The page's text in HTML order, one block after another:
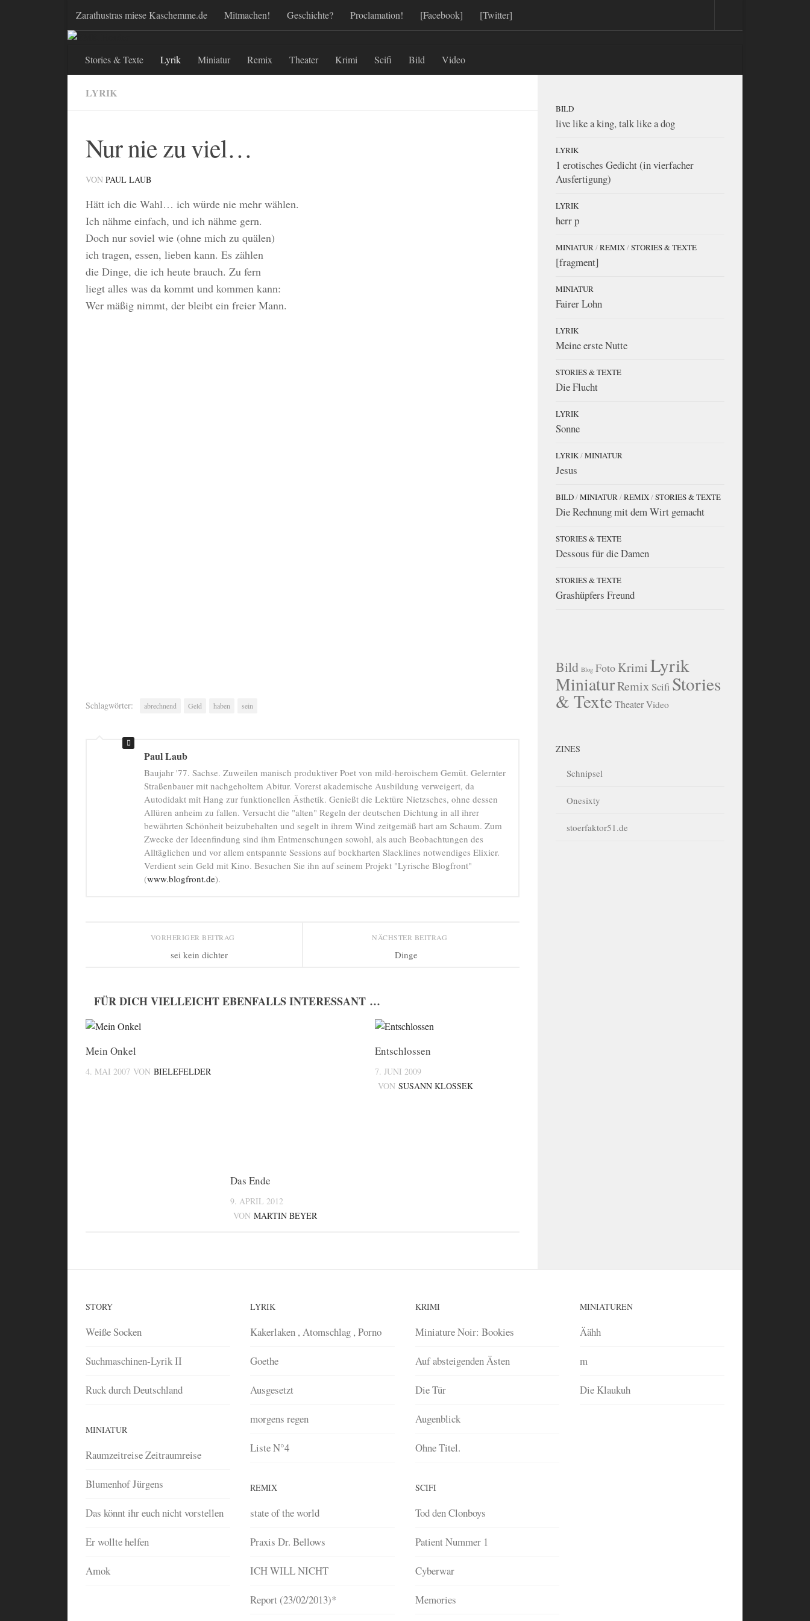
Zum Inhalt springen
Zarathustras miese Kaschemme.de Mitmachen! Geschichte? Proclamation! [Facebook] [Twitter]
Stories & Texte Lyrik Miniatur Remix Theater Krimi Scifi Bild Video
LYRIK
Nur nie zu viel…
VON PAUL LAUB
Hätt ich die Wahl… ich würde nie mehr wählen.
Ich nähme einfach, und ich nähme gern.
Doch nur soviel wie (ohne mich zu quälen)
ich tragen, essen, lieben kann. Es zählen
die Dinge, die ich heute brauch. Zu fern
liegt alles was da kommt und kommen kann:
Wer mäßig nimmt, der bleibt ein freier Mann.
Schlagwörter: abrechnend Geld haben sein
Paul Laub
Baujahr '77. Sachse. Zuweilen manisch produktiver Poet von mild-heroischem Gemüt. Gelernter
Straßenbauer mit nachgeholtem Abitur. Vorerst akademische Ausbildung verweigert, da
Autodidakt mit Hang zur funktionellen Ästhetik. Genießt die Lektüre Nietzsches, ohne dessen
Allüren anheim zu fallen. Versucht die "alten" Regeln der deutschen Dichtung in all ihrer
bewährten Schönheit beizubehalten und segelt in ihrem Wind zeitgemäß hart am Schaum. Zum
Zwecke der Ideenfindung sind ihm Entmenschungen sowohl, als auch Beobachtungen des
Alltäglichen und vor allem entspannte Sessions auf bockharten Slacklines notwendiges Elixier.
Verdient sein Geld mit Kino. Besuchen Sie ihn auf seinem Projekt "Lyrische Blogfront"
(www.blogfront.de).
NÄCHSTER BEITRAG
Dinge
VORHERIGER BEITRAG
sei kein dichter
FÜR DICH VIELLEICHT EBENFALLS INTERESSANT …
Mein Onkel
4. MAI 2007 VON BIELEFELDER
Das Ende
9. APRIL 2012
VON MARTIN BEYER
Entschlossen
7. JUNI 2009
VON SUSANN KLOSSEK
BILD
live like a king, talk like a dog
LYRIK
1 erotisches Gedicht (in vierfacher
Ausfertigung)
LYRIK
herr p
MINIATUR/REMIX/STORIES & TEXTE
[fragment]
MINIATUR
Fairer Lohn
LYRIK
Meine erste Nutte
STORIES & TEXTE
Die Flucht
LYRIK
Sonne
LYRIK/MINIATUR
Jesus
BILD/MINIATUR/REMIX/STORIES & TEXTE
Die Rechnung mit dem Wirt gemacht
STORIES & TEXTE
Dessous für die Damen
STORIES & TEXTE
Grashüpfers Freund
Bild Blog Foto KrimiLyrik
MiniaturRemix Scifi Stories
& TexteTheater Video
ZINES
Schnipsel
Onesixty
stoerfaktor51.de
STORY
Weiße Socken
Suchmaschinen-Lyrik II
Ruck durch Deutschland
MINIATUR
Raumzeitreise Zeitraumreise
Blumenhof Jürgens
Das könnt ihr euch nicht vorstellen
Er wollte helfen
Amok
LYRIK
Kakerlaken , Atomschlag , Porno
Goethe
Ausgesetzt
morgens regen
Liste N°4
REMIX
state of the world
Praxis Dr. Bellows
ICH WILL NICHT
Report (23/02/2013)*
KRIMI
Miniature Noir: Bookies
Auf absteigenden Ästen
Die Tür
Augenblick
Ohne Titel.
SCIFI
Tod den Clonboys
Patient Nummer 1
Cyberwar
Memories
MINIATUREN
Äähh
m
Die Klaukuh